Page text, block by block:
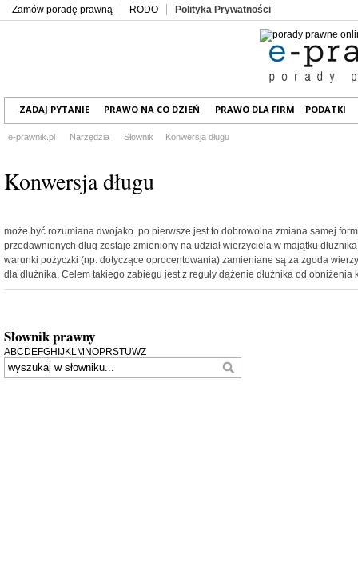
Zamów poradę prawną RODO Polityka Prywatności
ZADAJ PYTANIE PRAWO NA CO DZIEŃ PRAWO DLA FIRM PODATKI
e-prawnik.pl Narzędzia Słownik Konwersja długu
Konwersja długu
może być rozumiana dwojako  po pierwsze jest to dobrowolna zmiana samej
przedawnionych dług zostaje zmieniony na udział wierzyciela w majątku
warunki pożyczki (np. dotyczące oprocentowania) zamieniane są za zgoda
dla dłużnika. Celem takiego zabiegu jest z reguły dążenie dłużnika od obniżenia
Słownik prawny
ABC D EFGH JKLM NOPRSTUWZ